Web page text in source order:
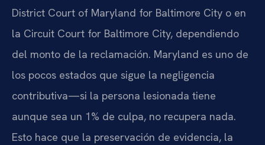
District Court of Maryland for Baltimore City o en
la Circuit Court for Baltimore City, dependiendo
del monto de la reclamación. Maryland es uno de
los pocos estados que sigue la negligencia
contributiva—si la persona lesionada tiene
aunque sea un 1% de culpa, no recupera nada.
Esto hace que la preservación de evidencia, la